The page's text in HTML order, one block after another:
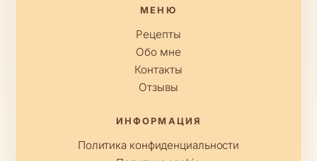
МЕНЮ
Рецепты
Обо мне
Контакты
Отзывы
ИНФОРМАЦИЯ
Политика конфиденциальности